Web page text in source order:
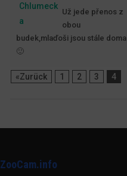
Chlumeck
a
Už jede přenos z
obou
budek,mlaďoši jsou stále doma
🙂
«Zurück 1 2 3 4
ZooCam.info